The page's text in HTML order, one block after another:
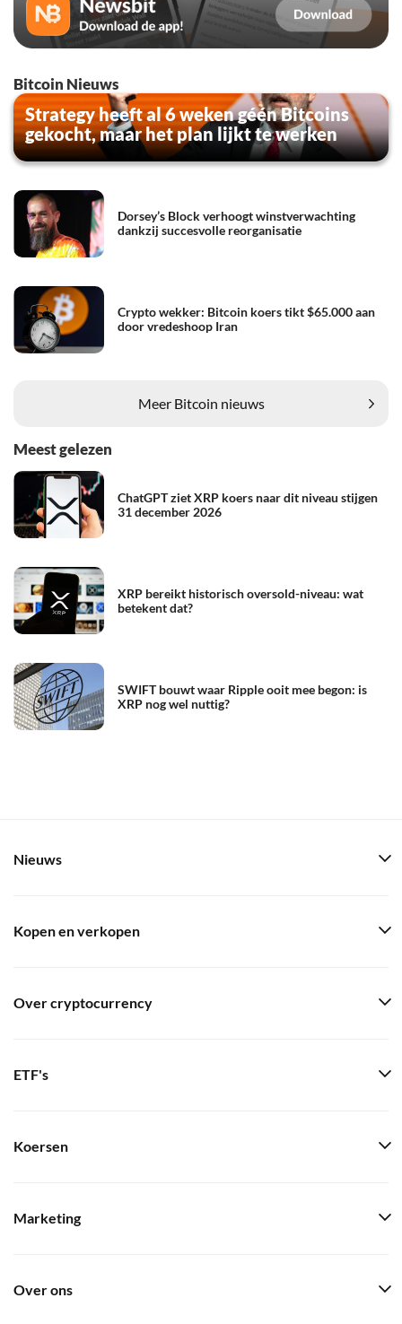
Bitcoin Nieuws
Strategy heeft al 6 weken géén Bitcoins
gekocht, maar het plan lijkt te werken
Dorsey’s Block verhoogt winstverwachting
dankzij succesvolle reorganisatie
Crypto wekker: Bitcoin koers tikt $65.000 aan
door vredeshoop Iran
Meer Bitcoin nieuws
Meest gelezen
ChatGPT ziet XRP koers naar dit niveau stijgen
31 december 2026
XRP bereikt historisch oversold-niveau: wat
betekent dat?
SWIFT bouwt waar Ripple ooit mee begon: is
XRP nog wel nuttig?
Nieuws
Kopen en verkopen
Over cryptocurrency
ETF's
Koersen
Marketing
Over ons